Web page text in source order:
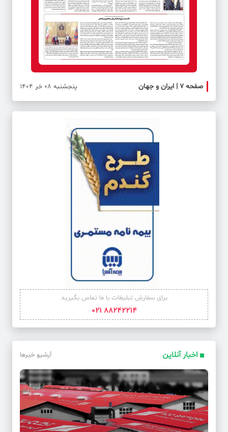
صفحه ۷ | ایران و جهان پنجشنبه 08 خر 1404
برای سفارش تبلیغات با ما تماس بگیرید
88242214 021
اخبار آنلاین آرشیو خبرها